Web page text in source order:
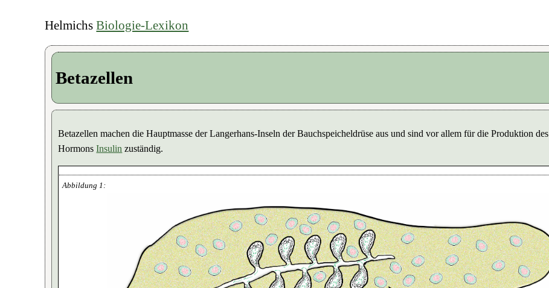
HelmichsBiologie-Lexikon
Betazellen
Betazellen machen die Hauptmasse der Langerhans-Inseln der Bauchspeicheldrüse aus und sind vor allem für die Produktion des
HormonsInsulin zuständig.